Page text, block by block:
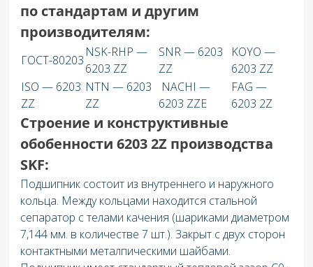
по стандартам и другим
производителям:
ГОСТ-80203
NSK-RHP —
6203 ZZ
SNR — 6203
ZZ
KOYO —
6203 ZZ
ISO — 6203
ZZ
NTN — 6203
ZZ
NACHI —
6203 ZZE
FAG —
6203 2Z
Строение и конструктивные
обобенности 6203 2Z производства
SKF:
Подшипник состоит из внутреннего и наружного
кольца. Между кольцами находится стальной
сепаратор с телами качения (шариками диаметром
7,144 мм. в количестве 7 шт.). Закрыт с двух сторон
контактными металпическими шайбами.